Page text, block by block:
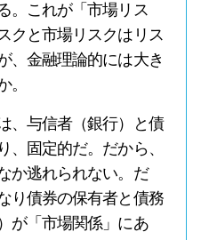
。これが「市場リス
クと市場リスクはリス
、金融理論的には大き
。
与信者（銀行）と債
、固定的だ。だから、
か逃れられない。だ
り債券の保有者と債務
が「市場関係」にあ